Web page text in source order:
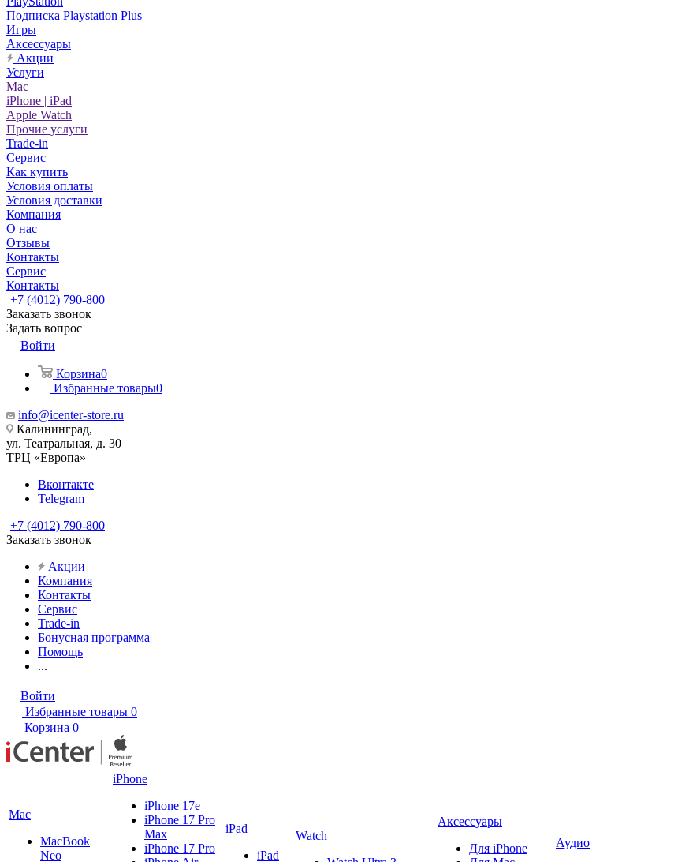
Подписка Playstation Plus
Игры
Аксессуары
Акции
Услуги
Mac
iPhone | iPad
Apple Watch
Прочие услуги
Trade-in
Сервис
Как купить
Условия оплаты
Условия доставки
Компания
О нас
Отзывы
Контакты
Сервис
Контакты
+7 (4012) 790-800
Заказать звонок
Задать вопрос
Войти
Корзина0
Избранные товары0
info@icenter-store.ru
Калининград,
ул. Театральная, д. 30
ТРЦ «Европа»
Вконтакте
Telegram
+7 (4012) 790-800
Заказать звонок
Акции
Компания
Контакты
Сервис
Trade-in
Бонусная программа
Помощь
...
Войти
Избранные товары 0
Корзина 0
Mac
MacBook
Neo
iPhone
iPhone 17e
iPhone 17 Pro
Max
iPhone 17 Pro
iPad
iPad
Watch
Аксессуары
Для iPhone
Аудио